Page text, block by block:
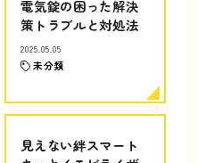
電気錠の困った解決
策トラブルと対処法
2025.05.05
未分類
見えない絆スマート